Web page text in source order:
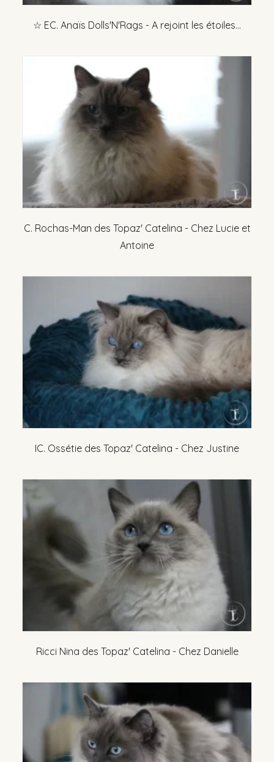
☆ EC. Anaïs Dolls'N'Rags - A rejoint les étoiles...
C. Rochas-Man des Topaz' Catelina - Chez Lucie et
Antoine
IC. Ossétie des Topaz' Catelina - Chez Justine
Ricci Nina des Topaz' Catelina - Chez Danielle